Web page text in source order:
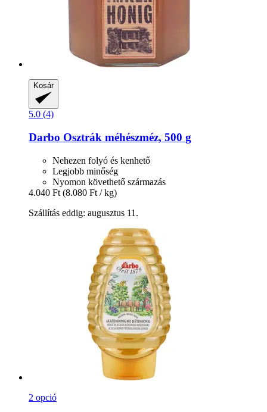
Kosár
5.0 (4)
Darbo Osztrák méhészméz, 500 g
Nehezen folyó és kenhető
Legjobb minőség
Nyomon követhető származás
4.040 Ft (8.080 Ft / kg)
Szállítás eddig: augusztus 11.
2 opció